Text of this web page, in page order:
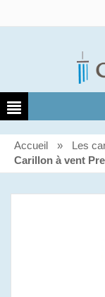
Accueil » Les
Carillon à vent